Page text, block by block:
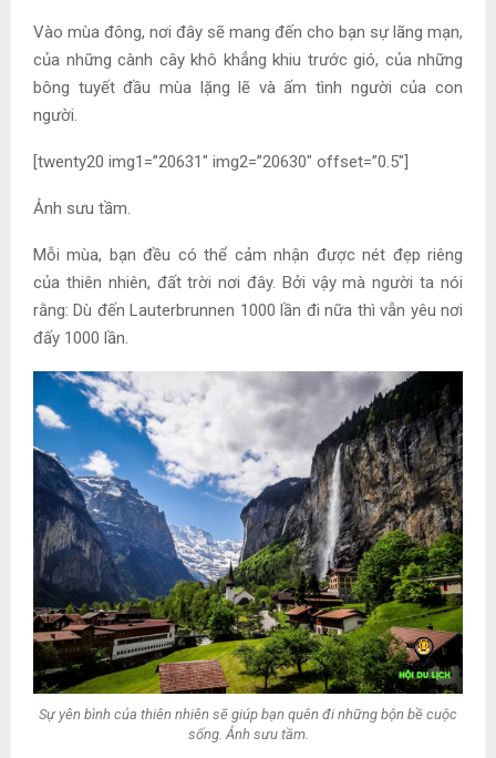
Vào mùa đông, nơi đây sẽ mang đến cho bạn sự lãng mạn,
của những cành cây khô khẳng khiu trước gió, của những
bông tuyết đầu mùa lặng lẽ và ấm tình người của con
người.
[twenty20 img1=”20631″ img2=”20630″ offset=”0.5″]
Ảnh sưu tầm.
Mỗi mùa, bạn đều có thể cảm nhận được nét đẹp riêng
của thiên nhiên, đất trời nơi đây. Bởi vậy mà người ta nói
rằng: Dù đến Lauterbrunnen 1000 lần đi nữa thì vẫn yêu nơi
đấy 1000 lần.
Sự yên bình của thiên nhiên sẽ giúp bạn quên đi những bộn bề cuộc
sống. Ảnh sưu tầm.